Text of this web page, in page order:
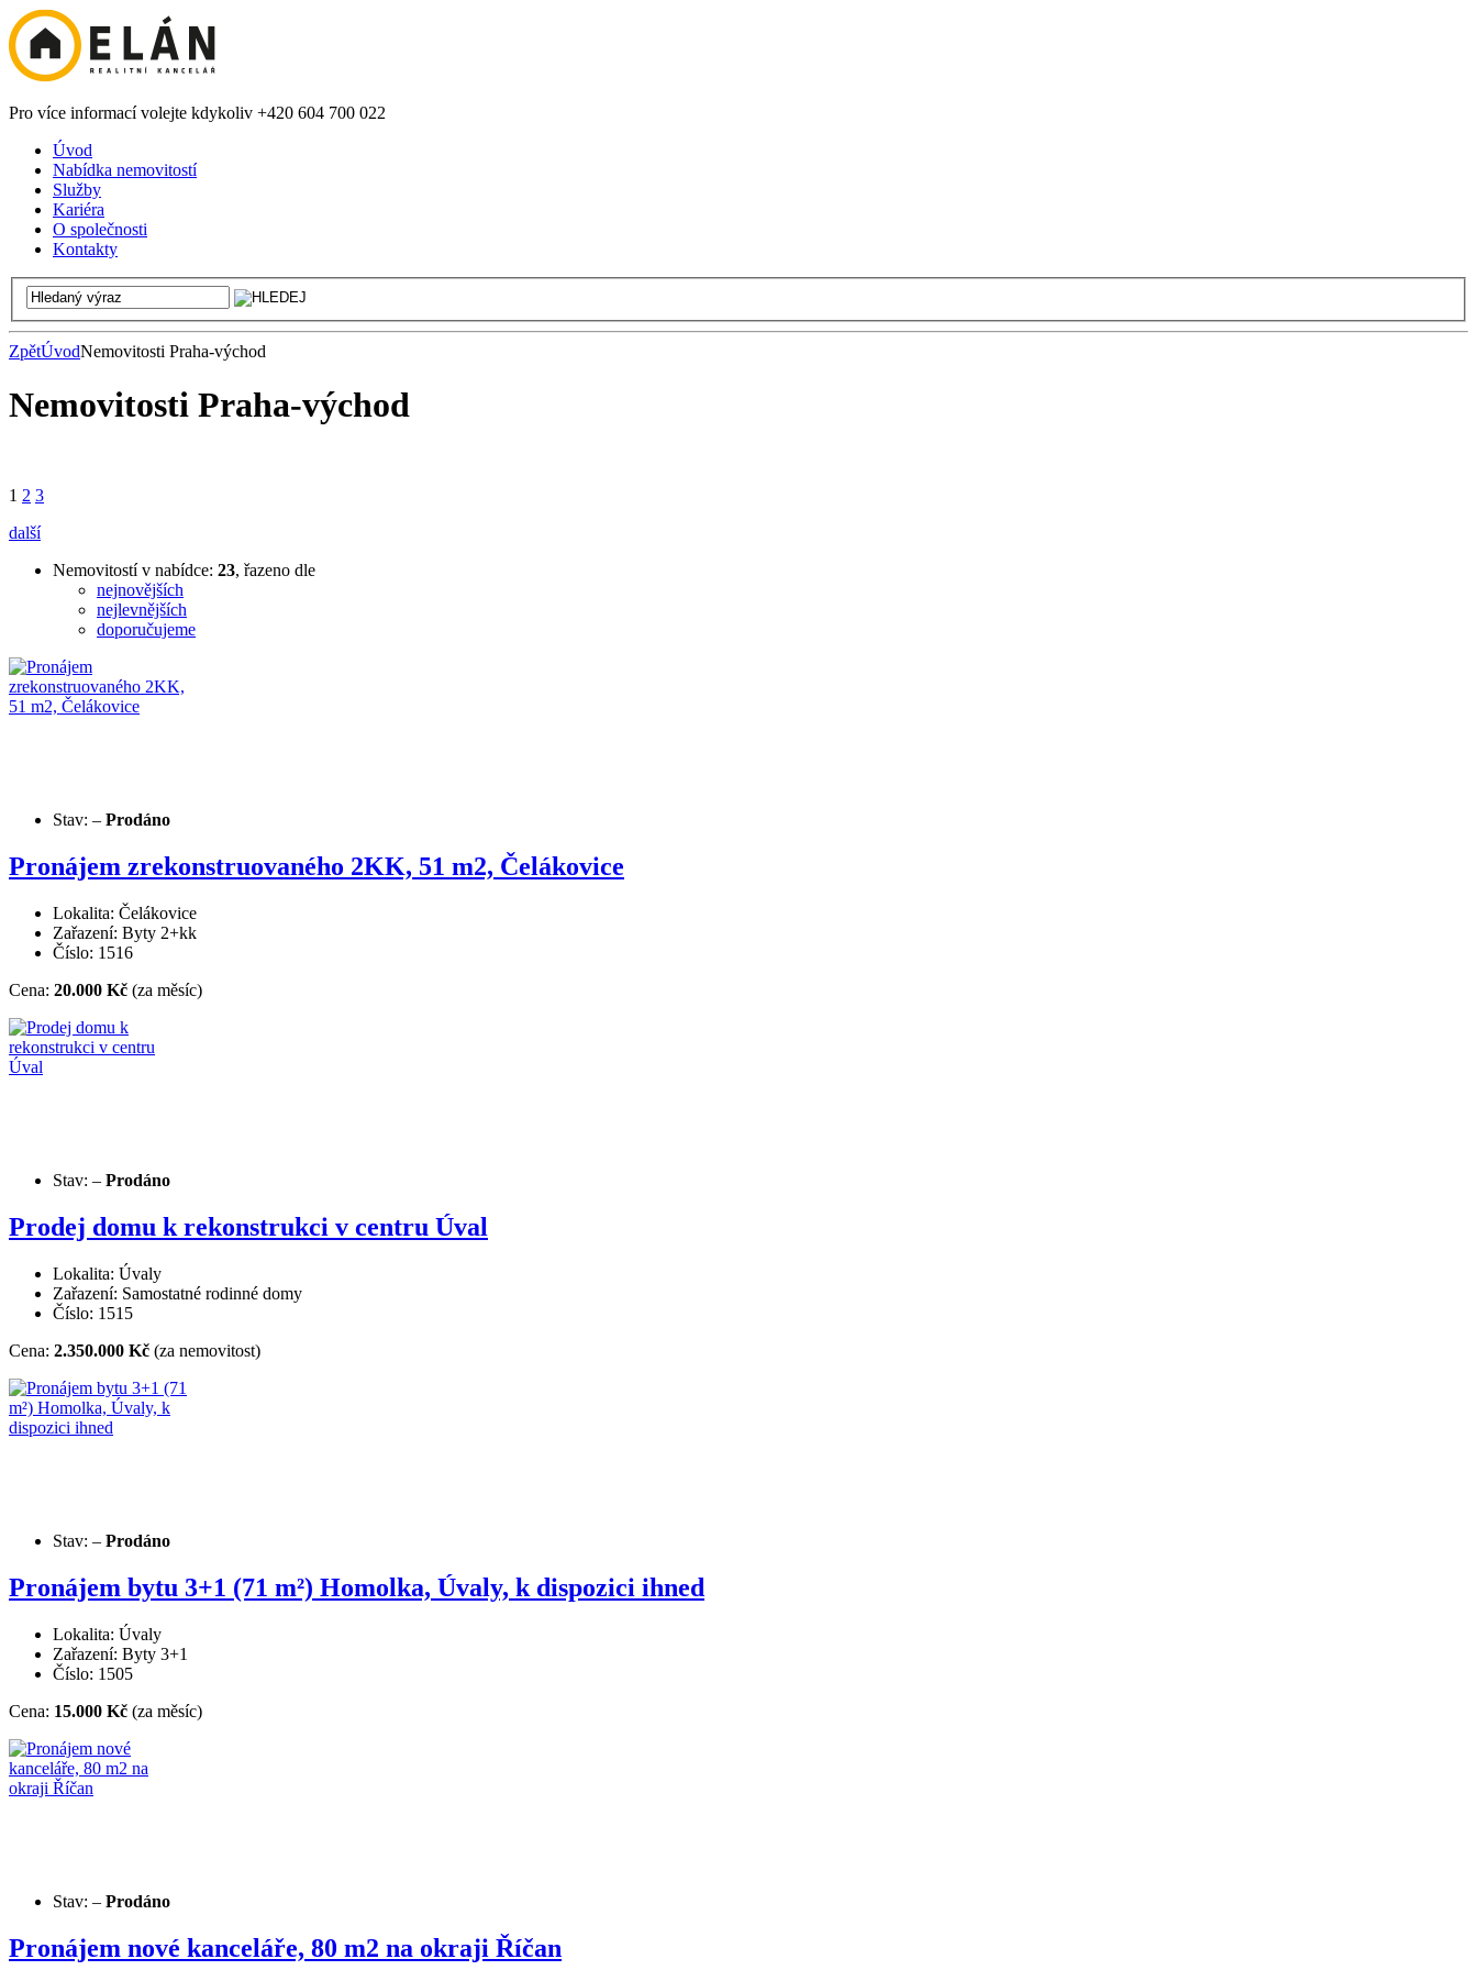
Pro více informací volejte kdykoliv +420 604 700 022
Úvod
Nabídka nemovitostí
Služby
Kariéra
O společnosti
Kontakty
ZpětÚvodNemovitosti Praha-východ
Nemovitosti Praha-východ
1 2 3
další
Nemovitostí v nabídce: 23, řazeno dle
nejnovějších
nejlevnějších
doporučujeme
Stav: – Prodáno
Pronájem zrekonstruovaného 2KK, 51 m2, Čelákovice
Lokalita: Čelákovice
Zařazení: Byty 2+kk
Číslo: 1516
Cena: 20.000 Kč (za měsíc)
Stav: – Prodáno
Prodej domu k rekonstrukci v centru Úval
Lokalita: Úvaly
Zařazení: Samostatné rodinné domy
Číslo: 1515
Cena: 2.350.000 Kč (za nemovitost)
Stav: – Prodáno
Pronájem bytu 3+1 (71 m²) Homolka, Úvaly, k dispozici ihned
Lokalita: Úvaly
Zařazení: Byty 3+1
Číslo: 1505
Cena: 15.000 Kč (za měsíc)
Stav: – Prodáno
Pronájem nové kanceláře, 80 m2 na okraji Říčan